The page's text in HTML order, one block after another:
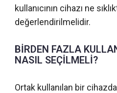
kullanıcının cihazı ne
değerlendirilmelidir.
BİRDEN FAZLA
NASIL SEÇİLMELİ?
Ortak kullanılan bir